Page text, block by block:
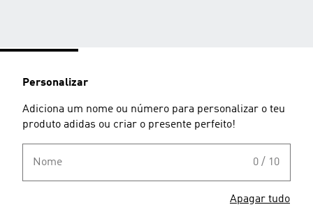
Personalizar
Adiciona um nome ou número para personalizar o teu
produto adidas ou criar o presente perfeito!
Nome 0 / 10
Apagar tudo